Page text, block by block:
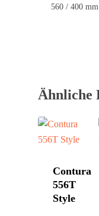
560 / 400 mm
Ähnliche
Contura
556T
Style